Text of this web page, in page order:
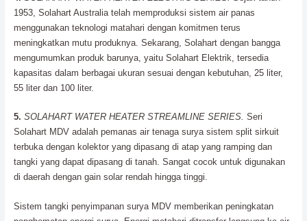
1953, Solahart Australia telah memproduksi sistem air panas
menggunakan teknologi matahari dengan komitmen terus
meningkatkan mutu produknya. Sekarang, Solahart dengan bangga
mengumumkan produk barunya, yaitu Solahart Elektrik, tersedia
kapasitas dalam berbagai ukuran sesuai dengan kebutuhan, 25 liter,
55 liter dan 100 liter.
5. SOLAHART WATER HEATER STREAMLINE SERIES. Seri
Solahart MDV adalah pemanas air tenaga surya sistem split sirkuit
terbuka dengan kolektor yang dipasang di atap yang ramping dan
tangki yang dapat dipasang di tanah. Sangat cocok untuk digunakan
di daerah dengan gain solar rendah hingga tinggi.
Sistem tangki penyimpanan surya MDV memberikan peningkatan